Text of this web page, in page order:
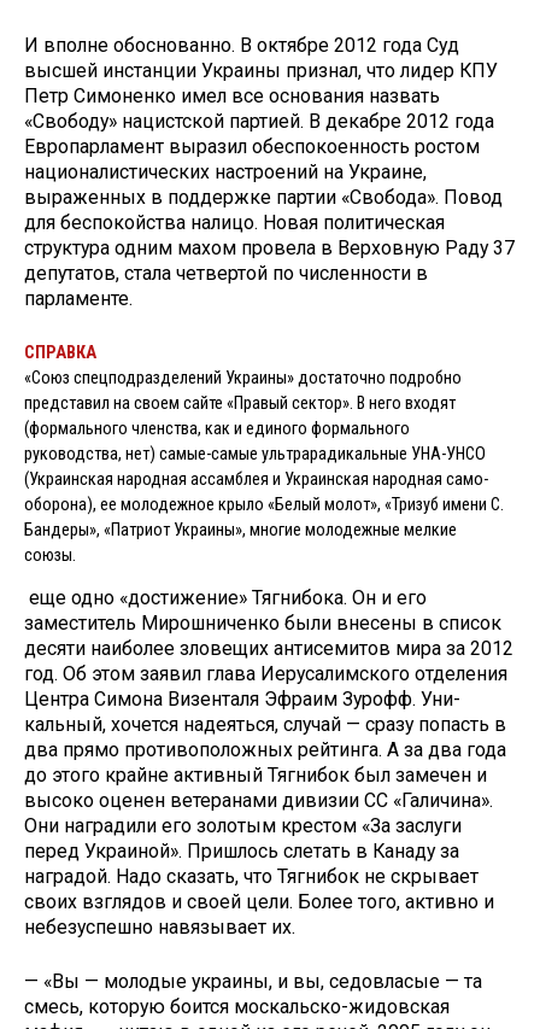
И вполне обоснованно. В октябре 2012 года Суд
высшей инстанции Украины признал, что лидер КПУ
Петр Симоненко имел все основания назвать
«Свободу» на­цистской партией. В декабре 2012 года
Европарламент выразил обеспокоен­ность ростом
националистических настроений на Украине,
выраженных в поддержке партии «Свобода». Повод
для беспокойства налицо. Новая по­литическая
структура одним махом провела в Верховную Раду 37
депута­тов, стала четвертой по численности в
парламенте.
СПРАВКА
«Союз спецподраз­делений Украины» достаточно подробно
представил на своем сайте «Правый сектор». В него входят
(формального членства, как и единого формального
руководства, нет) самые-самые ультрарадикальные УНА-УНСО
(Украинская народная ассамблея и Украинская народная само­
оборона), ее молодежное крыло «Белый молот», «Тризуб имени С.
Бандеры», «Патриот Украины», многие молодежные мелкие
союзы.
еще одно «достижение» Тягнибока. Он и его
заместитель Мирошни­ченко были внесены в список
десяти наиболее зловещих антисемитов мира за 2012
год. Об этом заявил глава Ие­русалимского отделения
Центра Си­мона Визенталя Эфраим Зурофф. Уни­
кальный, хочется надеяться, случай — сразу попасть в
два прямо противо­положных рейтинга. А за два года
до этого крайне активный Тягнибок был замечен и
высоко оценен ветеранами дивизии СС «Галичина».
Они награди­ли его золотым крестом «За заслуги
перед Украиной». Пришлось слетать в Канаду за
наградой. Надо сказать, что Тягнибок не скрывает
своих взглядов и своей цели. Более того, активно и
небезуспешно навязывает их.
— «Вы — молодые украины, и вы, се­довласые — та
смесь, которую боится москальско-жидовская